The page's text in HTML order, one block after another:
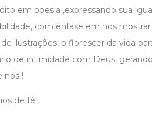
em poesia ,expressando sua
com ênfase em nos
ilustrações, o florescer da vida
de intimidade com Deus,
nós !
de fé!